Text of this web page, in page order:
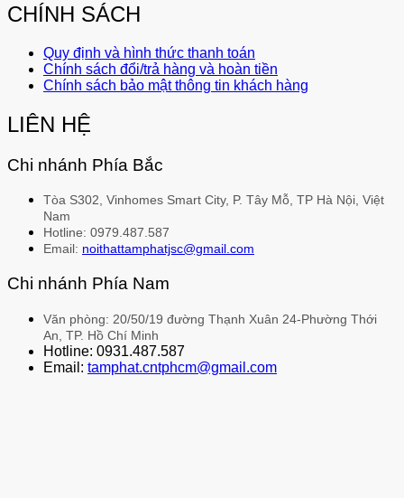
CHÍNH SÁCH
Quy định và hình thức thanh toán
Chính sách đổi/trả hàng và hoàn tiền
Chính sách bảo mật thông tin khách hàng
LIÊN HỆ
Chi nhánh Phía Bắc
Tòa S302, Vinhomes Smart City, P. Tây Mỗ, TP Hà Nội, Việt
Nam
Hotline: 0979.487.587
Email: noithattamphatjsc@gmail.com
Chi nhánh Phía Nam
Văn phòng: 20/50/19 đường Thạnh Xuân 24-Phường Thới
An, TP. Hồ Chí Minh
Hotline: 0931.487.587
Email: tamphat.cntphcm@gmail.com